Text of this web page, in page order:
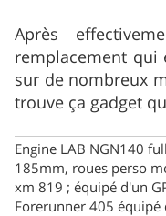
Après
remplacement qui
sur de nombreux
trouve ça gadget
Engine LAB NGN140
185mm, roues perso
xm 819 ; équipé d'un
Forerunner 405